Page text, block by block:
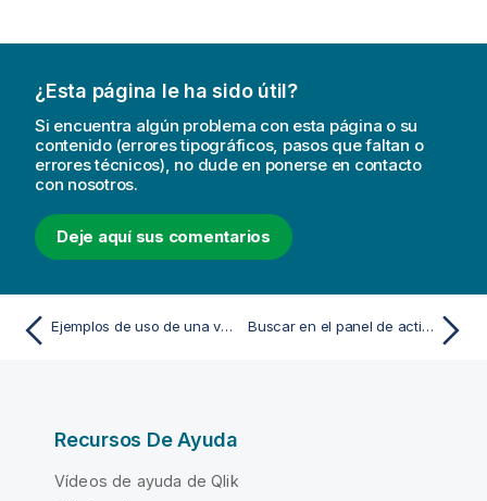
¿Esta página le ha sido útil?
Si encuentra algún problema con esta página o su
contenido (errores tipográficos, pasos que faltan o
errores técnicos), no dude en ponerse en contacto
con nosotros.
Deje aquí sus comentarios
Ejemplos de uso de una variable en una expresión Buscar en el panel de activos
Recursos De Ayuda
Vídeos de ayuda de Qlik